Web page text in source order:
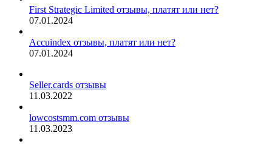
First Strategic Limited отзывы, платят или нет?
07.01.2024
Accuindex отзывы, платят или нет?
07.01.2024
Seller.cards отзывы
11.03.2022
lowcostsmm.com отзывы
11.03.2023